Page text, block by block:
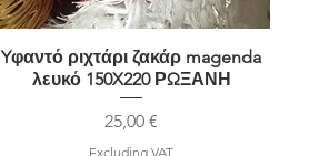
Quick View
Yφαντό ριχτάρι ζακάρ magenda
λευκό 150X220 ΡΩΞΑΝΗ
Price
25,00 €
Excluding VAT